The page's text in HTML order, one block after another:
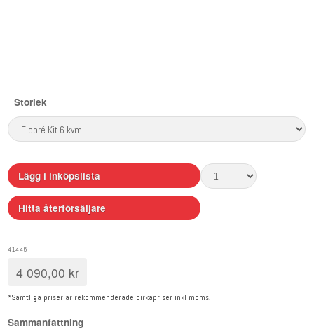
41445
4 090,00 kr
*Samtliga priser är rekommenderade cirkapriser inkl moms.
Storlek
Lägg i inköpslista
Hitta återförsäljare
Sammanfattning